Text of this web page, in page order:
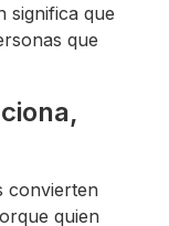
significa que
que
convierten
quien